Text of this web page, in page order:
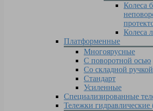
Колеса
Колеса
Платформенные
Многоярусные
С поворотной осью
Со складной ручкой
Стандарт
Усиленные
Специализированные
Тележки